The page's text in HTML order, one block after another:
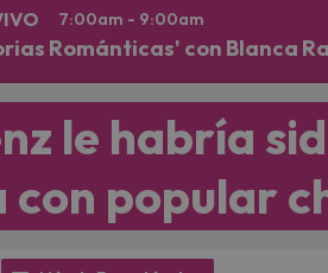
7:00am - 9:00am
Románticas' con Blanca
le habría
con popular